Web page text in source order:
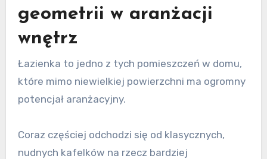
geometrii w aranżacji
wnętrz
Łazienka to jedno z tych pomieszczeń w domu,
które mimo niewielkiej powierzchni ma ogromny
potencjał aranżacyjny.
Coraz częściej odchodzi się od klasycznych,
nudnych kafelków na rzecz bardziej